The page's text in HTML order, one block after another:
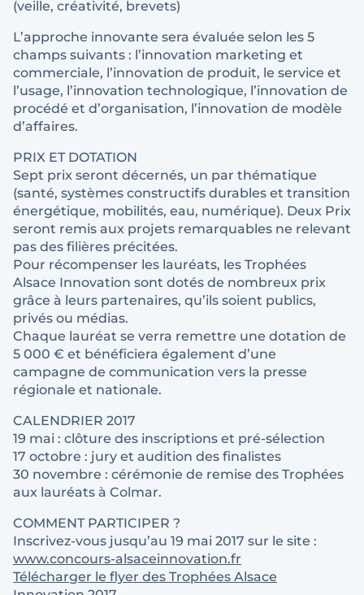
(veille, créativité, brevets)
L’approche innovante sera évaluée selon les 5
champs suivants : l’innovation marketing et
commerciale, l’innovation de produit, le service et
l’usage, l’innovation technologique, l’innovation de
procédé et d’organisation, l’innovation de modèle
d’affaires.
PRIX ET DOTATION
Sept prix seront décernés, un par thématique
(santé, systèmes constructifs durables et transition
énergétique, mobilités, eau, numérique). Deux Prix
seront remis aux projets remarquables ne relevant
pas des filières précitées.
Pour récompenser les lauréats, les Trophées
Alsace Innovation sont dotés de nombreux prix
grâce à leurs partenaires, qu’ils soient publics,
privés ou médias.
Chaque lauréat se verra remettre une dotation de
5 000 € et bénéficiera également d’une
campagne de communication vers la presse
régionale et nationale.
CALENDRIER 2017
19 mai : clôture des inscriptions et pré-sélection
17 octobre : jury et audition des finalistes
30 novembre : cérémonie de remise des Trophées
aux lauréats à Colmar.
COMMENT PARTICIPER ?
Inscrivez-vous jusqu’au 19 mai 2017 sur le site :
www.concours-alsaceinnovation.fr
Télécharger le flyer des Trophées Alsace